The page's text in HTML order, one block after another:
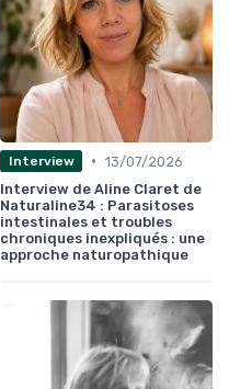
Interview • 13/07/2026
Interview de Aline Claret de
Naturaline34 : Parasitoses
intestinales et troubles
chroniques inexpliqués : une
approche naturopathique